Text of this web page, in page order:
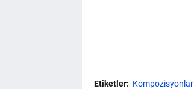
Etiketler: Kompozisyonlar